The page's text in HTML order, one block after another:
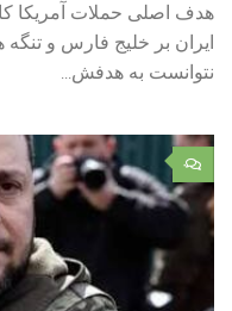
هدف اصلی حملات آمریکا
ایران بر خلیج فارس و
نتوانست به هدفش...
۰